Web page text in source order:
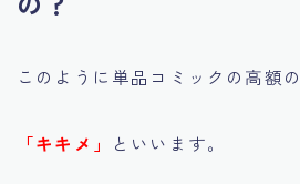
このように単品コミックの高額
「キキメ」 といいます。